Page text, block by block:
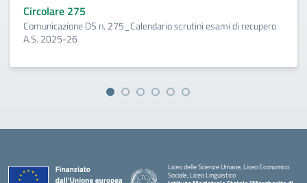
Circolare 275
Comunicazione DS n. 275_Calendario scrutini esami di recupero
A.S. 2025-26
Liceo delle Scienze Umane, Liceo Economico
Sociale, Liceo Linguistico